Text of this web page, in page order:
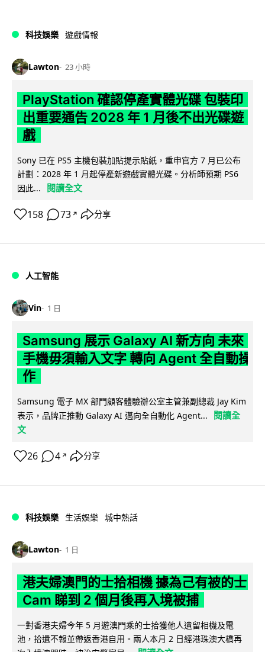
科技娛樂 遊戲情報
Lawton 23 小時
PlayStation 確認停產實體光碟 包裝印
出重要通告 2028 年 1 月後不出光碟遊
戲
Sony 已在 PS5 主機包裝加貼提示貼紙，重申官方 7 月已公布
計劃：2028 年 1 月起停產新遊戲實體光碟。分析師預期 PS6
因此...
閱讀全文
158 73 ↗ 分享
人工智能
Vin 1 日
Samsung 展示 Galaxy AI 新方向 未來
手機毋須輸入文字 轉向 Agent 全自動操
作
Samsung 電子 MX 部門顧客體驗辦公室主管兼副總裁 Jay Kim
表示，品牌正推動 Galaxy AI 邁向全自動化 Agent...
閱讀全
文
26 4 ↗ 分享
科技娛樂 生活娛樂 城中熱話
Lawton 1 日
港夫婦澳門的士拾相機 據為己有被的士
Cam 睇到 2 個月後再入境被捕
一對香港夫婦今年 5 月遊澳門乘的士拾獲他人遺留相機及電
池，拾遺不報並帶返香港自用。兩人本月 2 日經港珠澳大橋再